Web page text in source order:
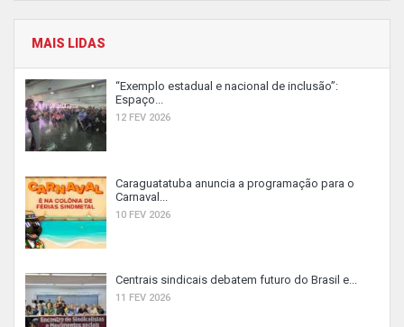
MAIS LIDAS
“Exemplo estadual e nacional de inclusão”:
Espaço...
12 FEV 2026
Caraguatatuba anuncia a programação para o
Carnaval...
10 FEV 2026
Centrais sindicais debatem futuro do Brasil e...
11 FEV 2026